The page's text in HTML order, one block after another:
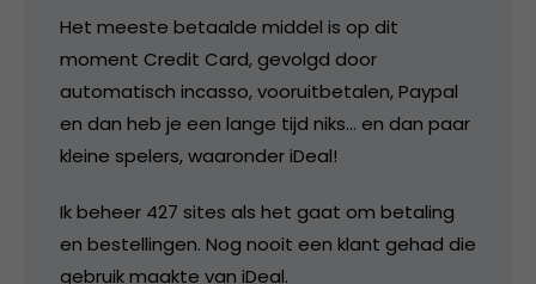
Het meeste betaalde middel is op dit
moment Credit Card, gevolgd door
automatisch incasso, vooruitbetalen, Paypal
en dan heb je een lange tijd niks… en dan paar
kleine spelers, waaronder iDeal!
Ik beheer 427 sites als het gaat om betaling
en bestellingen. Nog nooit een klant gehad die
gebruik maakte van iDeal.